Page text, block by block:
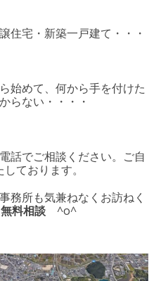
住宅・新築一戸建て・・・
始めて、何から手を付けた
らない・・・・
話でご相談ください。ご自
ております。
務所も気兼ねなくお訪ねく
無料相談 ^o^